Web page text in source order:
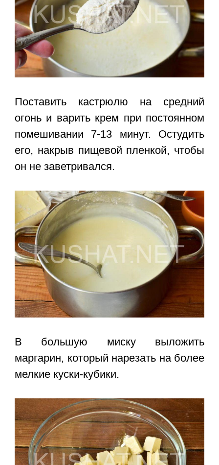
Поставить кастрюлю на средний
огонь и варить крем при постоянном
помешивании 7-13 минут. Остудить
его, накрыв пищевой пленкой, чтобы
он не заветривался.
В большую миску выложить
маргарин, который нарезать на более
мелкие куски-кубики.